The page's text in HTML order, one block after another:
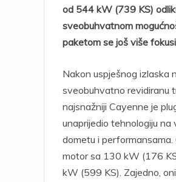
od 544 kW (739 KS)
sveobuhvatnom
paketom se još više
Nakon uspješnog izlaska
sveobuhvatno revidiranu
najsnažniji Cayenne je
unaprijedio tehnologiju
dometu i
motor sa 130 kW (176
kW (599 KS). Zajedno,